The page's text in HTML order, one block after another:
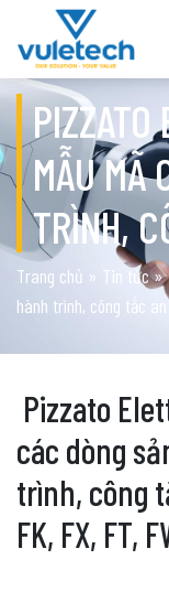
PIZZATO
MẪU MÃ
TRÌNH,
Trang chủ » Tin tức»
hành trình, công tắc
Pizzato
các dòng
trình, công
FK, FX, FT,